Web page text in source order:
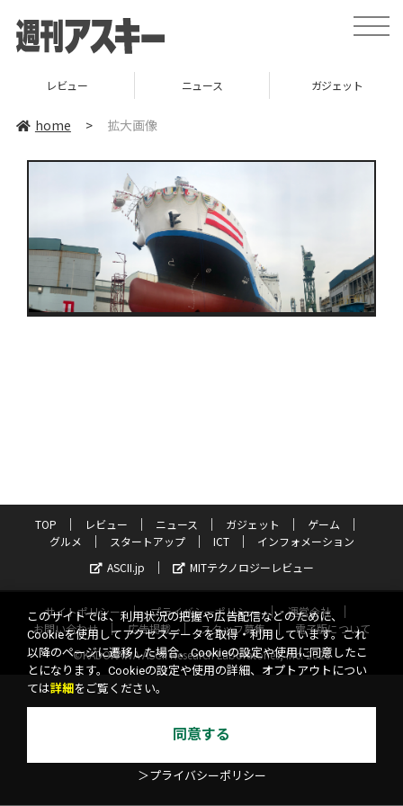
toggle
レビュー ニュース ガジェット
home > 拡大画像
TOP レビュー ニュース ガジェット
ゲーム
グルメ
スタートアップ ICT
インフォメーション
ASCII.jp
MITテクノロジーレビュー
サイトポリシー プライバシーポリシー
運営会社
お問い合わせ
広告掲載 スタッフ募集
電子版について
©KADOKAWA ASCII Research Laboratories, Inc. 2026
このサイトでは、利用状況の把握や広告配信などのために、
Cookieを使用してアクセスデータを取得・利用しています。これ
以降のページに遷移した場合、Cookieの設定や使用に同意したこ
とになります。Cookieの設定や使用の詳細、オプトアウトについ
ては詳細 をご覧ください。
同意する
＞プライバシーポリシー